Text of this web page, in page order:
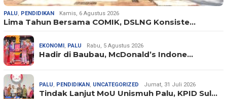
PALU, PENDIDIKAN Kamis, 6 Agustus 2026
Lima Tahun Bersama COMIK, DSLNG Konsiste…
EKONOMI , PALU Rabu, 5 Agustus 2026
Hadir di Baubau, McDonald’s Indone…
PALU, PENDIDIKAN , UNCATEGORIZED Jumat, 31 Juli 2026
Tindak Lanjut MoU Unismuh Palu, KPID Sul…